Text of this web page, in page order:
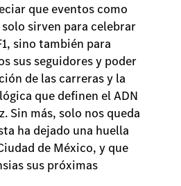
que eventos como
solo sirven para celebrar
sino también para
sus seguidores y poder
de las carreras y la
que definen el ADN
Sin más, solo nos queda
ha dejado una huella
de México, y que
sus próximas